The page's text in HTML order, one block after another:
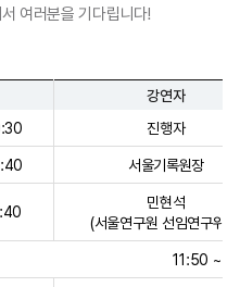
여러분을 기다립니다!
강연자
진행자
서울기록원장
민현석
(서울연구원 선임연구위
11:50 ~